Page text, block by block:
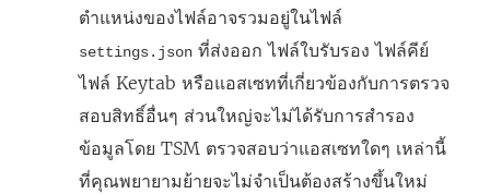
ตำแหน่งของไฟล์อาจรวมอยู่ในไฟล์
settings.json ที่ส่งออก ไฟล์ใบรับรอง ไฟล์คีย์
ไฟล์ Keytab หรือแอสเซทที่เกี่ยวข้องกับการตรวจ
สอบสิทธิ์อื่นๆ ส่วนใหญ่จะไม่ได้รับการสำรอง
ข้อมูลโดย TSM ตรวจสอบว่าแอสเซทใดๆ เหล่านี้
ที่คุณพยายามย้ายจะไม่จำเป็นต้องสร้างขึ้นใหม่